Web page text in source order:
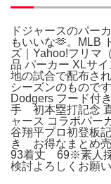
ドジャースのパー
もいいな🫶。MLB
ズ｜Yahoo!フリマ
品 パーカー XLサ
地の試合で配布さ
シーズンのもので
Dodgers フード付
手 初本塁打記念
ャース コラボパー
谷翔平プロ初登板
き お得なまとめ
93着丈 69※素人採
検討よろしくお願い